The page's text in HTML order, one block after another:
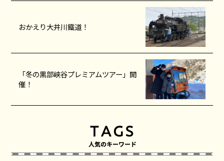
おかえり大井川鐵道！
「冬の黒部峡谷プレミアムツアー」開
催！